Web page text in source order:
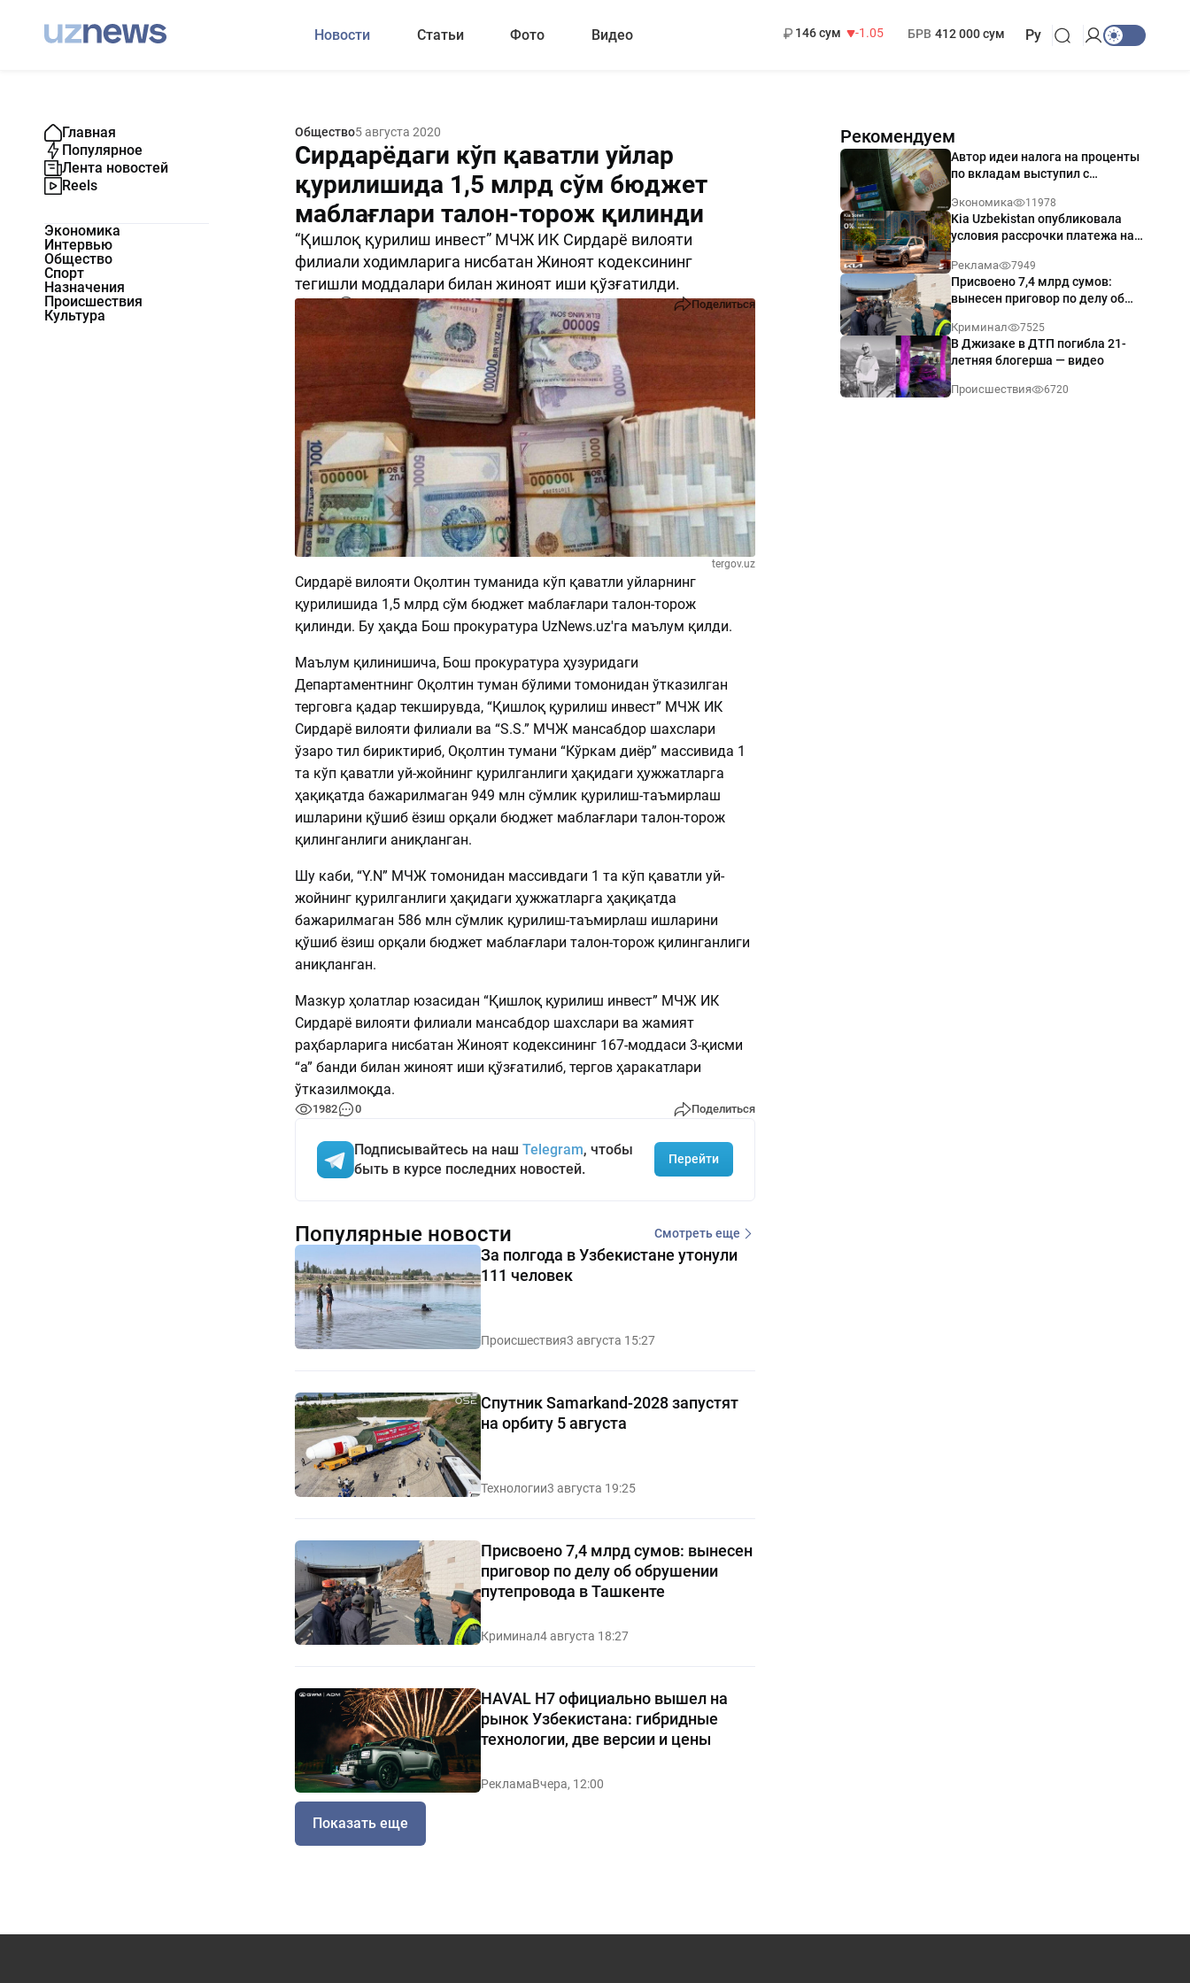
Новости Статьи Фото Видео
146 сум
-1.05
БРВ 412 000 сум Ру
Главная
Популярное
Лента новостей
Reels
Экономика
Интервью
Общество
Спорт
Назначения
Происшествия
Культура
Общество5 августа 2020
Сирдарёдаги кўп қаватли уйлар
қурилишида 1,5 млрд сўм бюджет
маблағлари талон-торож қилинди
“Қишлоқ қурилиш инвест” МЧЖ ИК Сирдарё вилояти
филиали ходимларига нисбатан Жиноят кодексининг
тегишли моддалари билан жиноят иши қўзғатилди.
1982 Поделиться
tergov.uz
Сирдарё вилояти Оқолтин туманида кўп қаватли уйларнинг
қурилишида 1,5 млрд сўм бюджет маблағлари талон-торож
қилинди. Бу ҳақда Бош прокуратура UzNews.uz'га маълум қилди.
Маълум қилинишича, Бош прокуратура ҳузуридаги
Департаментнинг Оқолтин туман бўлими томонидан ўтказилган
терговга қадар текширувда, “Қишлоқ қурилиш инвест” МЧЖ ИК
Сирдарё вилояти филиали ва “S.S.” МЧЖ мансабдор шахслари
ўзаро тил бириктириб, Оқолтин тумани “Кўркам диёр” массивида 1
та кўп қаватли уй-жойнинг қурилганлиги ҳақидаги ҳужжатларга
ҳақиқатда бажарилмаган 949 млн сўмлик қурилиш-таъмирлаш
ишларини қўшиб ёзиш орқали бюджет маблағлари талон-торож
қилинганлиги аниқланган.
Шу каби, “Y.N” МЧЖ томонидан массивдаги 1 та кўп қаватли уй-
жойнинг қурилганлиги ҳақидаги ҳужжатларга ҳақиқатда
бажарилмаган 586 млн сўмлик қурилиш-таъмирлаш ишларини
қўшиб ёзиш орқали бюджет маблағлари талон-торож қилинганлиги
аниқланган.
Мазкур ҳолатлар юзасидан “Қишлоқ қурилиш инвест” МЧЖ ИК
Сирдарё вилояти филиали мансабдор шахслари ва жамият
раҳбарларига нисбатан Жиноят кодексининг 167-моддаси 3-қисми
“а” банди билан жиноят иши қўзғатилиб, тергов ҳаракатлари
ўтказилмоқда.
1982 0 Поделиться
Подписывайтесь на наш Telegram, чтобы
быть в курсе последних новостей.
Перейти
Рекомендуем
Автор идеи налога на проценты
по вкладам выступил с
Экономика 11978
Kia Uzbekistan опубликовала
условия рассрочки платежа на
годовых
Реклама 7949
Присвоено 7,4 млрд сумов:
вынесен приговор по делу об
Ташкенте
Криминал 7525
В Джизаке в ДТП погибла 21-
летняя блогерша — видео
Происшествия 6720
Популярные новости Смотреть еще
За полгода в Узбекистане утонули
111 человек
Происшествия3 августа 15:27
Спутник Samarkand-2028 запустят
на орбиту 5 августа
Технологии3 августа 19:25
Присвоено 7,4 млрд сумов: вынесен
приговор по делу об обрушении
путепровода в Ташкенте
Криминал4 августа 18:27
HAVAL H7 официально вышел на
рынок Узбекистана: гибридные
технологии, две версии и цены
РекламаВчера, 12:00
Показать еще